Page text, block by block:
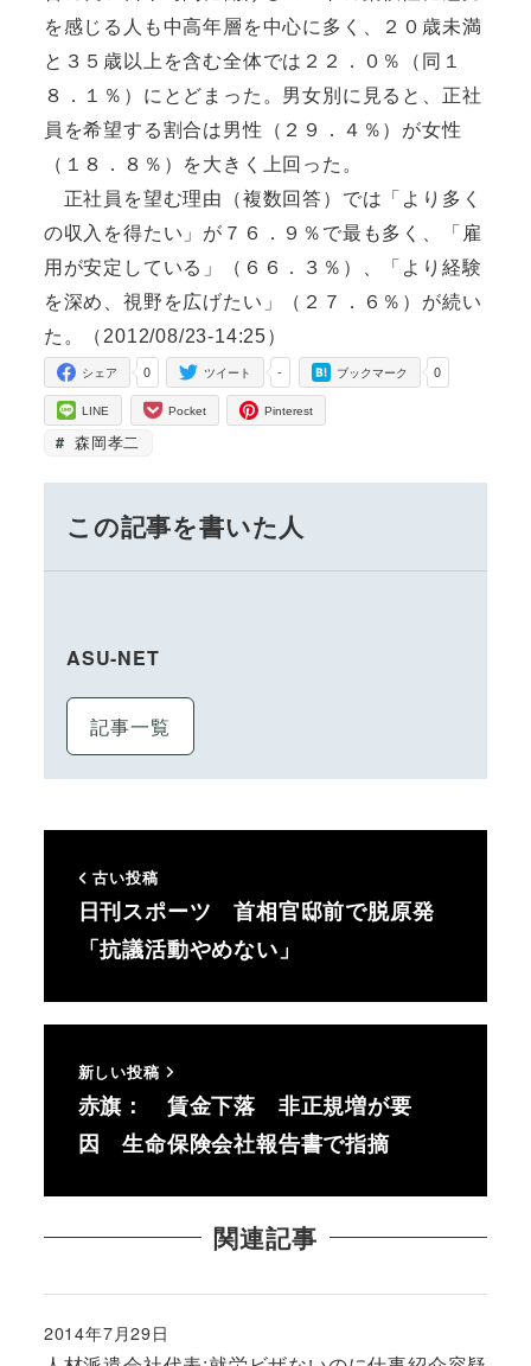
を感じる人も中高年層を中心に多く、２０歳未満
と３５歳以上を含む全体では２２．０％（同１
８．１％）にとどまった。男女別に見ると、正社
員を希望する割合は男性（２９．４％）が女性
（１８．８％）を大きく上回った。
正社員を望む理由（複数回答）では「より多く
の収入を得たい」が７６．９％で最も多く、「雇
用が安定している」（６６．３％）、「より経験
を深め、視野を広げたい」（２７．６％）が続い
た。（2012/08/23-14:25）
0
シェア -
ツイート 0
ブックマーク
LINE Pocket Pinterest
森岡孝二
この記事を書いた人
ASU-NET
記事一覧
古い投稿
日刊スポーツ 首相官邸前で脱原発
「抗議活動やめない」
新しい投稿
赤旗： 賃金下落 非正規増が要
因 生命保険会社報告書で指摘
関連記事
投稿日
2014年7月29日